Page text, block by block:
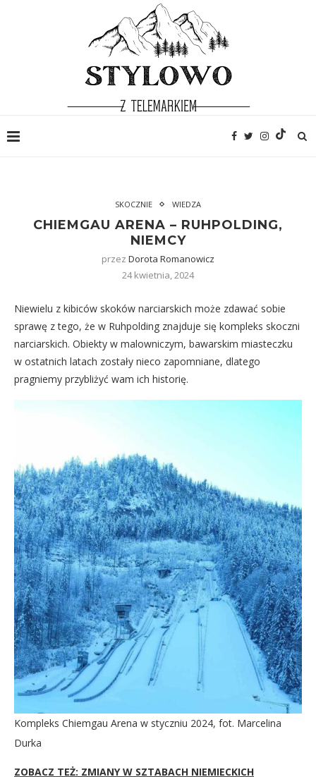
SKOCZNIE WIEDZA
CHIEMGAU ARENA – RUHPOLDING,
NIEMCY
przez Dorota Romanowicz
24 kwietnia, 2024
Niewielu z kibiców skoków narciarskich może zdawać sobie
sprawę z tego, że w Ruhpolding znajduje się kompleks skoczni
narciarskich. Obiekty w malowniczym, bawarskim miasteczku
w ostatnich latach zostały nieco zapomniane, dlatego
pragniemy przybliżyć wam ich historię.
Kompleks Chiemgau Arena w styczniu 2024, fot. Marcelina
Durka
ZOBACZ TEŻ: ZMIANY W SZTABACH NIEMIECKICH